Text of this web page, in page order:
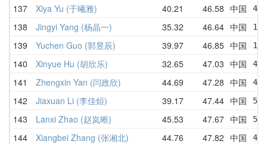
137 Xiya Yu (于曦雅) 40.21 46.58 中国
138 Jingyi Yang (杨晶一) 35.32 46.64 中国
139 Yuchen Guo (郭昱辰) 39.97 46.85 中国
140 Xinyue Hu (胡欣乐) 32.65 47.03 中国
141 Zhengxin Yan (闫政欣) 44.69 47.28 中国
142 Jiaxuan Li (李佳烜) 39.17 47.44 中国
143 Lanxi Zhao (赵岚晰) 45.53 47.67 中国
144 Xiangbei Zhang (张湘北) 44.76 47.82 中国